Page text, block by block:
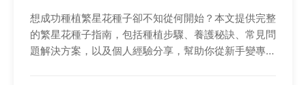
想成功種植繁星花種子卻不知從何開始？本文提供完整
的繁星花種子指南，包括種植步驟、養護秘訣、常見問
題解決方案，以及個人經驗分享，幫助你從新手變專